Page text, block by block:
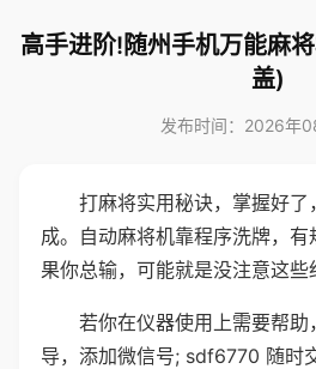
高手进阶!随州手机万能麻
盖)
发布时间：2026年
打麻将实用秘诀，掌握好了
成。自动麻将机靠程序洗牌，
果你总输，可能就是没注意这些
若你在仪器使用上需要帮
导，添加微信号; sdf6770 随时